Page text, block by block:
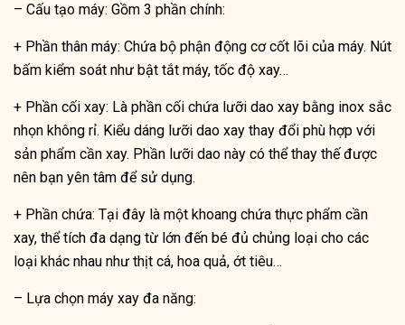
– Cấu tạo máy: Gồm 3 phần chính:
+ Phần thân máy: Chứa bộ phận động cơ cốt lõi của máy. Nút
bấm kiểm soát như bật tắt máy, tốc độ xay…
+ Phần cối xay: Là phần cối chứa lưỡi dao xay bằng inox sắc
nhọn không rỉ. Kiểu dáng lưỡi dao xay thay đổi phù hợp với
sản phẩm cần xay. Phần lưỡi dao này có thể thay thế được
nên bạn yên tâm để sử dụng.
+ Phần chứa: Tại đây là một khoang chứa thực phẩm cần
xay, thể tích đa dạng từ lớn đến bé đủ chủng loại cho các
loại khác nhau như thịt cá, hoa quả, ớt tiêu…
– Lựa chọn máy xay đa năng: